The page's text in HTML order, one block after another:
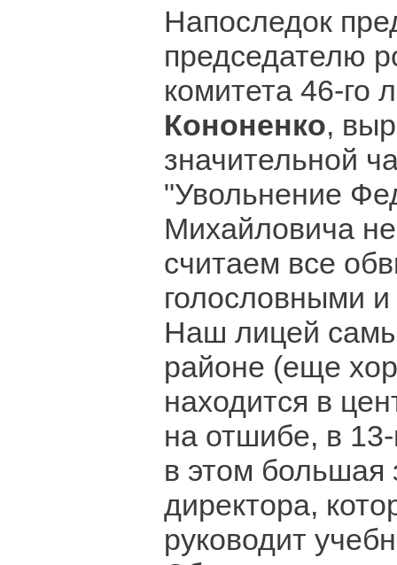
Напоследок
председателю
комитета 46-го
Кононенко,
значительной
"Увольнение
Михайловича
считаем все
голословными
Наш лицей
районе (еще
находится в
на отшибе, в
в этом большая
директора,
руководит